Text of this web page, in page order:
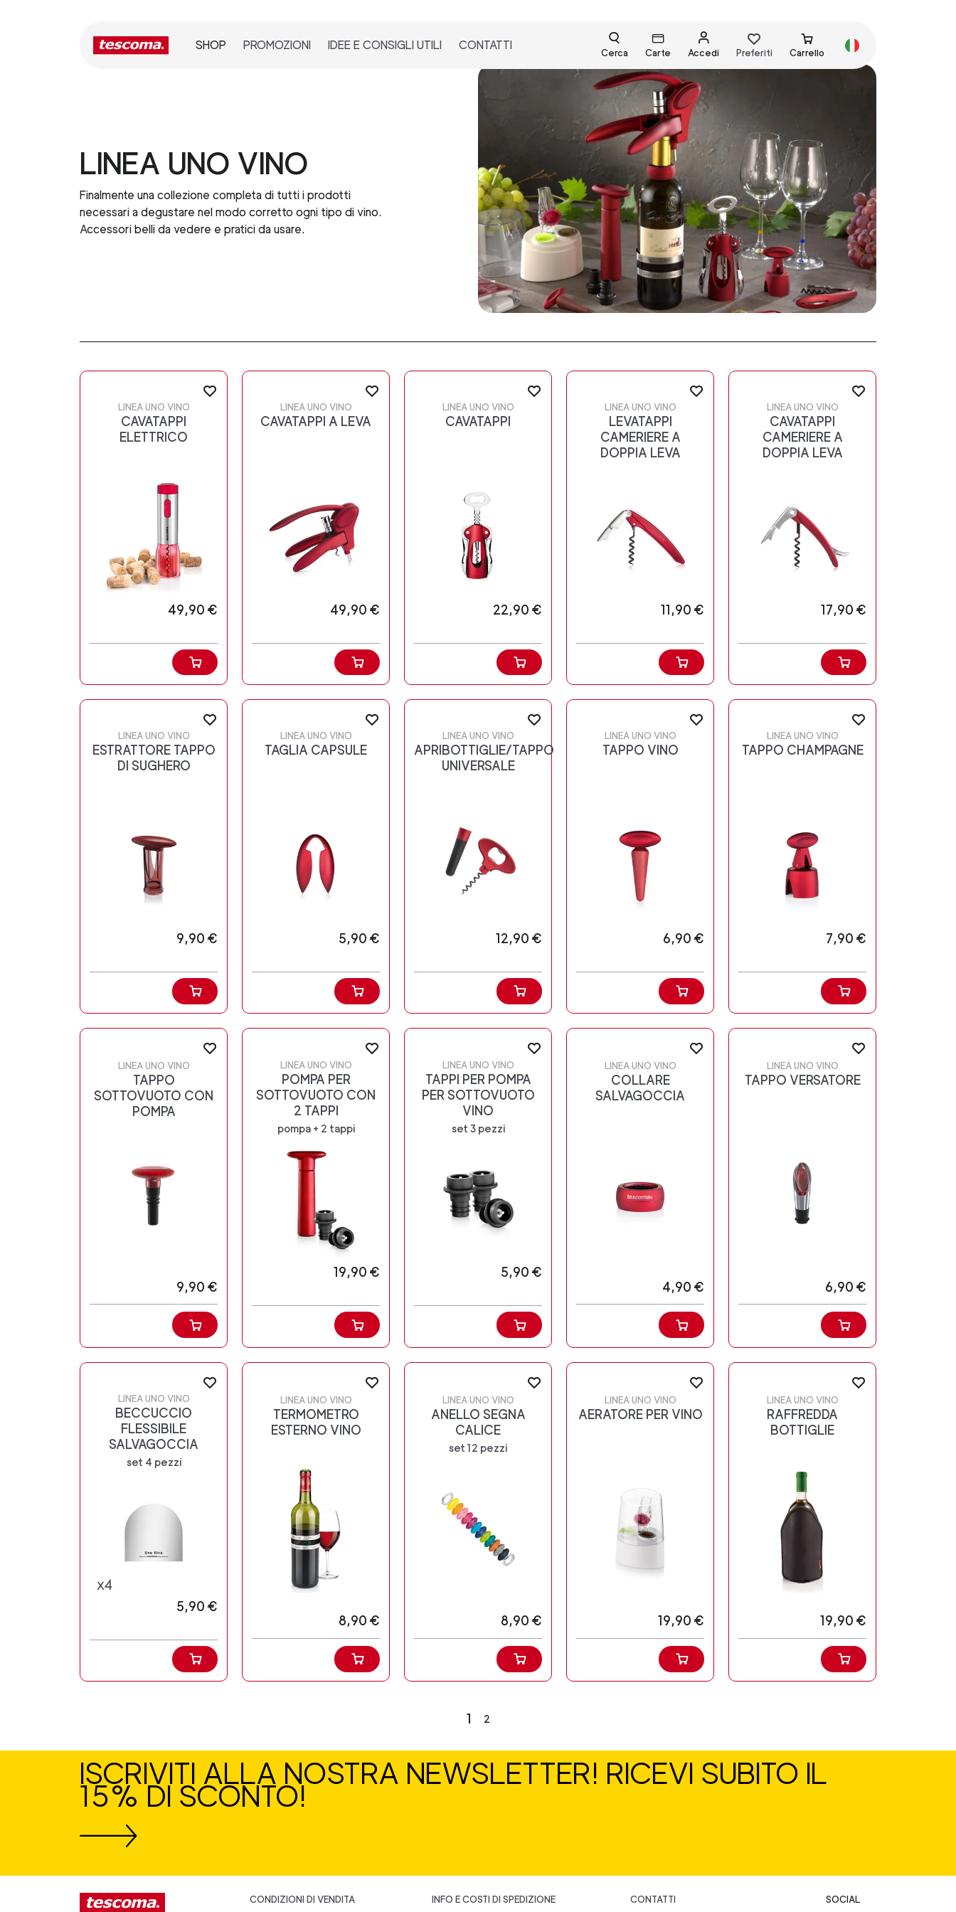
SHOP PROMOZIONI IDEE E CONSIGLI UTILI CONTATTI
Cerca Carte Accedi Preferiti Carrello
LINEA UNO VINO
Finalmente una collezione completa di tutti i prodotti
necessari a degustare nel modo corretto ogni tipo di vino.
Accessori belli da vedere e pratici da usare.
LINEA UNO VINO
CAVATAPPI
ELETTRICO
49,90 €
LINEA UNO VINO
CAVATAPPI A LEVA
49,90 €
LINEA UNO VINO
CAVATAPPI
22,90 €
LINEA UNO VINO
LEVATAPPI
CAMERIERE A
DOPPIA LEVA
11,90 €
LINEA UNO VINO
CAVATAPPI
CAMERIERE A
DOPPIA LEVA
17,90 €
LINEA UNO VINO
ESTRATTORE TAPPO
DI SUGHERO
9,90 €
LINEA UNO VINO
TAGLIA CAPSULE
5,90 €
LINEA UNO VINO
APRIBOTTIGLIE/TAPPO
UNIVERSALE
12,90 €
LINEA UNO VINO
TAPPO VINO
6,90 €
LINEA UNO VINO
TAPPO CHAMPAGNE
7,90 €
LINEA UNO VINO
TAPPO
SOTTOVUOTO CON
POMPA
9,90 €
LINEA UNO VINO
POMPA PER
SOTTOVUOTO CON
2 TAPPI
pompa + 2 tappi
19,90 €
LINEA UNO VINO
TAPPI PER POMPA
PER SOTTOVUOTO
VINO
set 3 pezzi
5,90 €
LINEA UNO VINO
COLLARE
SALVAGOCCIA
4,90 €
LINEA UNO VINO
TAPPO VERSATORE
6,90 €
LINEA UNO VINO
BECCUCCIO
FLESSIBILE
SALVAGOCCIA
set 4 pezzi
5,90 €
LINEA UNO VINO
TERMOMETRO
ESTERNO VINO
8,90 €
LINEA UNO VINO
ANELLO SEGNA
CALICE
set 12 pezzi
8,90 €
LINEA UNO VINO
AERATORE PER VINO
19,90 €
LINEA UNO VINO
RAFFREDDA
BOTTIGLIE
19,90 €
1 2
ISCRIVITI ALLA NOSTRA NEWSLETTER! RICEVI SUBITO IL
15% DI SCONTO!
CONDIZIONI DI VENDITA INFO E COSTI DI SPEDIZIONE CONTATTI SOCIAL